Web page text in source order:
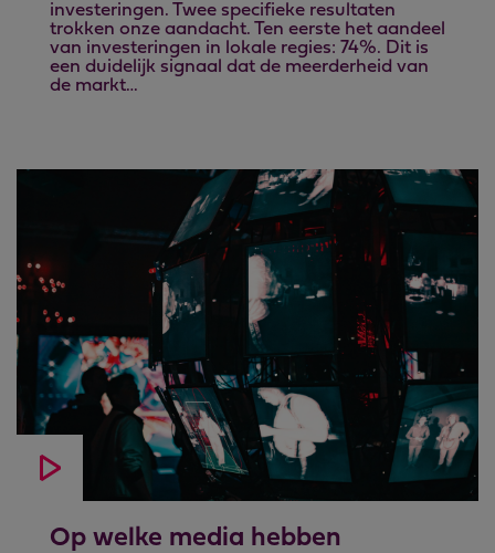
investeringen. Twee specifieke resultaten
trokken onze aandacht. Ten eerste het aandeel
van investeringen in lokale regies: 74%. Dit is
een duidelijk signaal dat de meerderheid van
de markt…
Op welke media hebben